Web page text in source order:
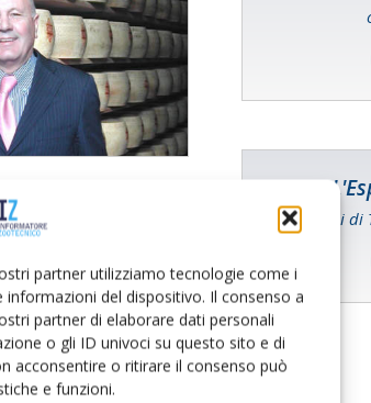
partner utilizziamo tecnologie come i
del dispositivo. Il consenso a
partner di elaborare dati personali
o gli ID univoci su questo sito e di
acconsentire o ritirare il consenso può
e funzioni.
I consigli di